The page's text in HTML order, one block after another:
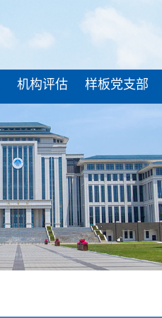
机构评估 样板党支部